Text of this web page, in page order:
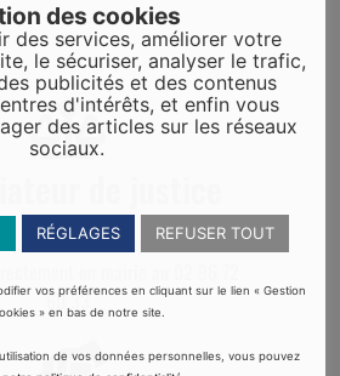
midi de chaque. Prendre
60 33
des cookies
des services, améliorer votre
le sécuriser, analyser le trafic,
publicités et des contenus
d'intérêts, et enfin vous
des articles sur les réseaux
sociaux.
RÉGLAGES REFUSER TOUT
vos préférences en cliquant sur le lien « Gestion
» en bas de notre site.
de vos données personnelles, vous pouvez